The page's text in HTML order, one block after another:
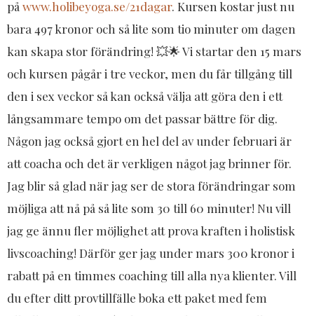
på www.holibeyoga.se/21dagar. Kursen kostar just nu
bara 497 kronor och så lite som tio minuter om dagen
kan skapa stor förändring! 💥🌟 Vi startar den 15 mars
och kursen pågår i tre veckor, men du får tillgång till
den i sex veckor så kan också välja att göra den i ett
långsammare tempo om det passar bättre för dig.
​Någon jag också gjort en hel del av under februari är
att coacha och det är verkligen något jag brinner för.
Jag blir så glad när jag ser de stora förändringar som
möjliga att nå på så lite som 30 till 60 minuter! Nu vill
jag ge ännu fler möjlighet att prova kraften i holistisk
livscoaching! Därför ger jag under mars 300 kronor i
rabatt på en timmes coaching till alla nya klienter. Vill
du efter ditt provtillfälle boka ett paket med fem